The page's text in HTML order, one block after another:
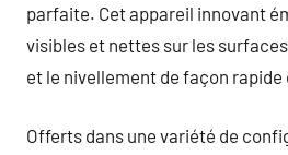
parfaite. Cet appareil innovant
visibles et nettes sur les
et le nivellement de façon rapide
Offerts dans une variété de